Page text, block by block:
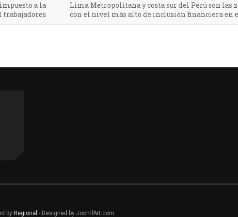
a la
trabajadores
Lima Metropolitana y costa sur del Perú son las
con el nivel más alto de inclusión financiera en
by Regional - Designed by JoomlArt.com.